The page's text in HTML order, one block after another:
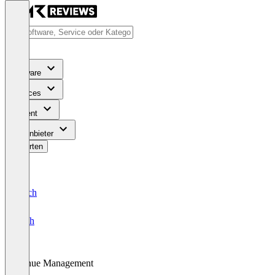
Software
Services
Content
Für Anbieter
Bewerten
Deutsch
English
Venue Management